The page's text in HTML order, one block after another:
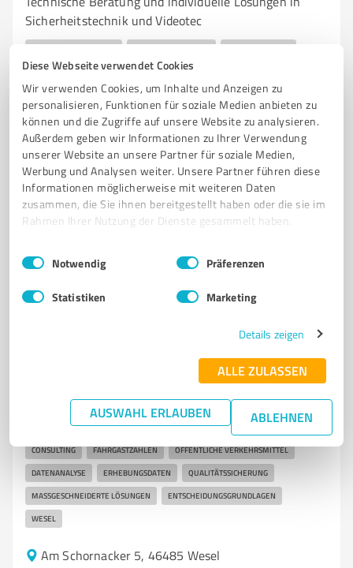
Diese Webseite verwendet Cookies
Wir verwenden Cookies, um Inhalte und Anzeigen zu
personalisieren, Funktionen für soziale Medien anbieten zu
können und die Zugriffe auf unsere Website zu analysieren.
Außerdem geben wir Informationen zu Ihrer Verwendung
unserer Website an unsere Partner für soziale Medien,
Werbung und Analysen weiter. Unsere Partner führen diese
Informationen möglicherweise mit weiteren Daten
zusammen, die Sie ihnen bereitgestellt haben oder die sie im
Rahmen Ihrer Nutzung der Dienste gesammelt haben.
Impressum Datenschutzbestimmungen
Einwilligungsauswahl
Notwendig Präferenzen
Statistiken Marketing
Details zeigen
ALLE ZULASSEN
AUSWAHL ERLAUBEN ABLEHNEN
Sicherheitstechnik und Videotec
KOMMUNIKATIONSTECHNIK VIDEOTECHNIK
INDIVIDUELLE LÖSUNGEN TECHNISCHE INFRASTRUKTUREN
ZERTIFIZIERUNG KUNDENORIENTIERUNG HÜNXE
GESAMTLÖSUNGEN
Bannemer Feld 15, 46569 Hünxe
office@datel-solutions.de www.datel-solutions.de/
4 Bewertungen (1 Quelle)
TRENDline GmbH & Co. KG
TRENDline GmbH & Co. KG - Experten für
Verkehrsanalysen und Consulting
MARKTFORSCHUNG VERKEHRSANALYSEN PROJEKTMANAGEMENT
CONSULTING FAHRGASTZAHLEN ÖFFENTLICHE VERKEHRSMITTEL
DATENANALYSE ERHEBUNGSDATEN QUALITÄTSSICHERUNG
MASSGESCHNEIDERTE LÖSUNGEN ENTSCHEIDUNGSGRUNDLAGEN
WESEL
Am Schornacker 5, 46485 Wesel